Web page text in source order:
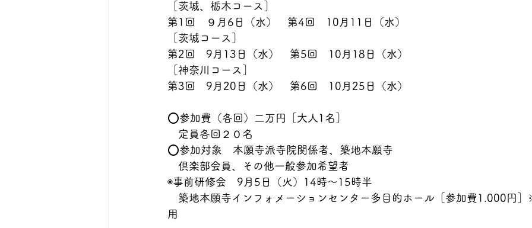
［茨城、栃木コース］
第1回　９月6日（水）　第4回　10月11日（水）
［茨城コース］
第2回　9月13日（水）　第5回　10月18日（水）
［神奈川コース］
第3回　9月20日（水）　第6回　10月25日（水）
⭕️参加費（各回）二万円［大人1名］
定員各回２０名
⭕️参加対象　本願寺派寺院関係者、築地本願寺
倶楽部会員、その他一般参加希望者
◉事前研修会　9月5日（火）14時〜15時半
築地本願寺インフォメーションセンター多目的ホール［参加費1.000円
用